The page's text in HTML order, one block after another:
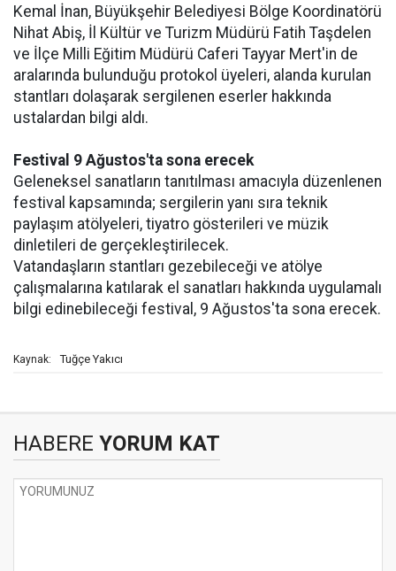
Kemal İnan, Büyükşehir Belediyesi Bölge Koordinatörü
Nihat Abiş, İl Kültür ve Turizm Müdürü Fatih Taşdelen
ve İlçe Milli Eğitim Müdürü Caferi Tayyar Mert'in de
aralarında bulunduğu protokol üyeleri, alanda kurulan
stantları dolaşarak sergilenen eserler hakkında
ustalardan bilgi aldı.
Festival 9 Ağustos'ta sona erecek
Geleneksel sanatların tanıtılması amacıyla düzenlenen
festival kapsamında; sergilerin yanı sıra teknik
paylaşım atölyeleri, tiyatro gösterileri ve müzik
dinletileri de gerçekleştirilecek.
Vatandaşların stantları gezebileceği ve atölye
çalışmalarına katılarak el sanatları hakkında uygulamalı
bilgi edinebileceği festival, 9 Ağustos'ta sona erecek.
Kaynak: Tuğçe Yakıcı
HABERE YORUM KAT